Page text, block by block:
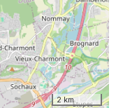
2 km